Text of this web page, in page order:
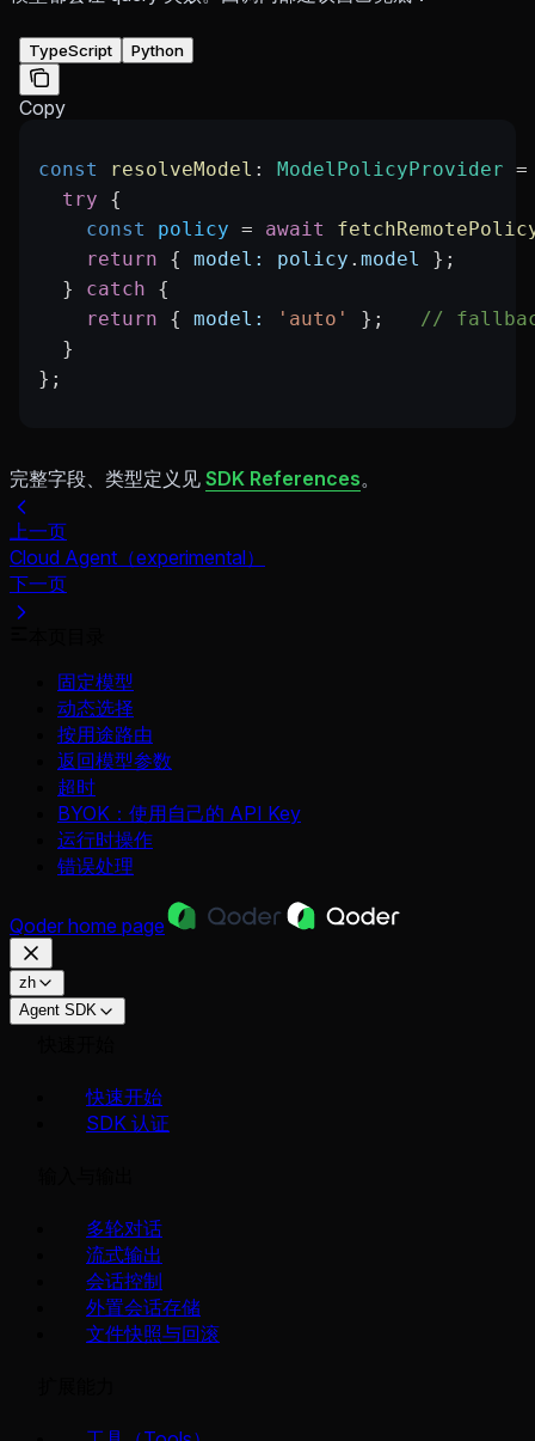
TypeScript Python
Copy
const resolveModel : ModelPolicyProvider =
  try
{
    const
policy = await
    return
{ model: policy . model
};
  }
catch {
    return
{ model: 'auto' }; //
  }
};
完整字段、类型定义见 SDK References。
上一页
Cloud Agent（experimental）
下一页
固定模型
动态选择
按用途路由
返回模型参数
超时
BYOK：使用自己的 API Key
运行时操作
错误处理
Qoder home page
zh
Agent SDK
快速开始
SDK 认证
多轮对话
流式输出
会话控制
外置会话存储
文件快照与回滚